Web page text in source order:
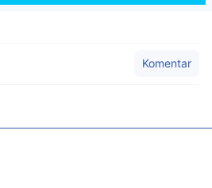
Komentar